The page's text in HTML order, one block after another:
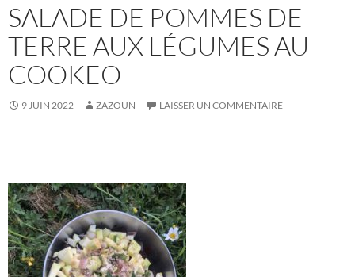
SALADE DE POMMES DE
TERRE AUX LÉGUMES AU
COOKEO
9 JUIN 2022 ZAZOUN LAISSER UN COMMENTAIRE